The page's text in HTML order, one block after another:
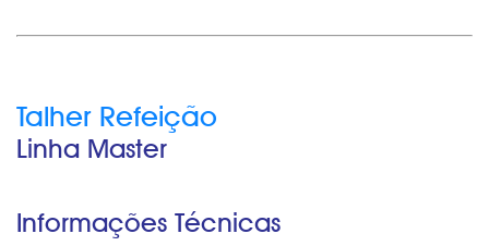
Talher Refeição
Linha Master
Informações Técnicas